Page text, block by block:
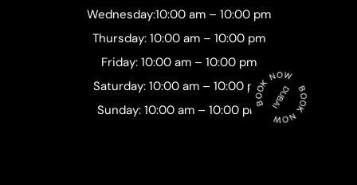
Wednesday:10:00 am – 10:00 pm
Thursday: 10:00 am – 10:00 pm
Friday: 10:00 am – 10:00 pm
Saturday: 10:00 am – 10:00 pm
Sunday: 10:00 am – 10:00 pm